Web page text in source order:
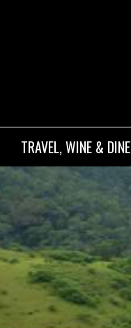
TRAVEL, WINE & DINE